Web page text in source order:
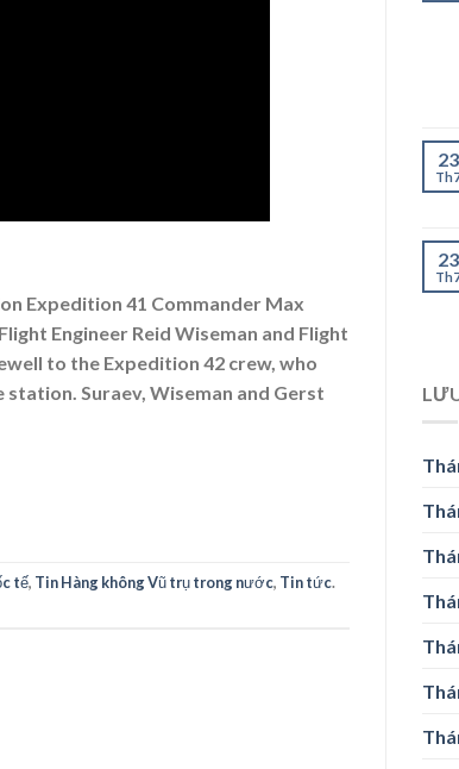
Expedition 41 Commander Max
Engineer Reid Wiseman and Flight
to the Expedition 42 crew, who
Suraev, Wiseman and Gerst
tế, Tin Hàng không Vũ trụ trong nước, Tin tức.
23
Th7
23
Th7